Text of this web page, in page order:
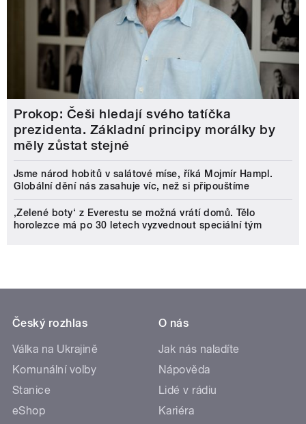
Prokop: Češi hledají svého tatíčka
prezidenta. Základní principy morálky by
měly zůstat stejné
Jsme národ hobitů v salátové míse, říká Mojmír Hampl.
Globální dění nás zasahuje víc, než si připouštíme
‚Zelené boty‘ z Everestu se možná vrátí domů. Tělo
horolezce má po 30 letech vyzvednout speciální tým
Český rozhlas
Válka na Ukrajině
Komunální volby
Stanice
eShop
O nás
Jak nás naladíte
Nápověda
Lidé v rádiu
Kariéra